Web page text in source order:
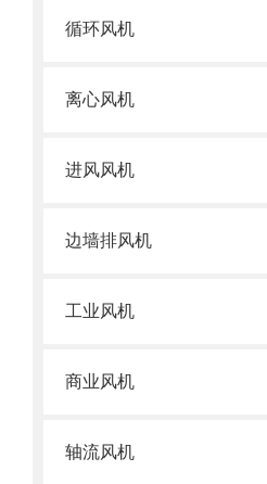
循环风机
离心风机
进风风机
边墙排风机
工业风机
商业风机
轴流风机